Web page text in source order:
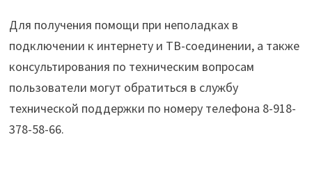
Для получения помощи при неполадках в
подключении к интернету и ТВ-соединении, а также
консультирования по техническим вопросам
пользователи могут обратиться в службу
технической поддержки по номеру телефона 8-918-
378-58-66.